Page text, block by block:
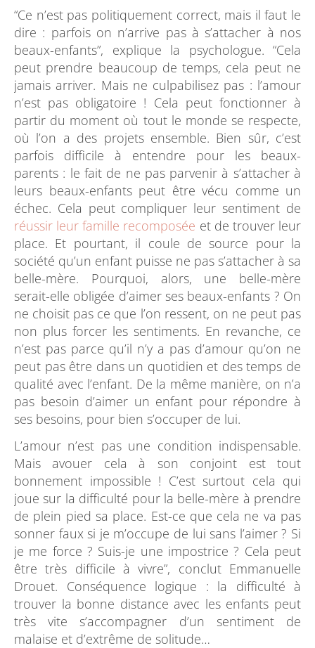
“Ce n’est pas politiquement correct, mais il faut le
dire : parfois on n’arrive pas à s’attacher à nos
beaux-enfants”, explique la psychologue. “Cela
peut prendre beaucoup de temps, cela peut ne
jamais arriver. Mais ne culpabilisez pas : l’amour
n’est pas obligatoire ! Cela peut fonctionner à
partir du moment où tout le monde se respecte,
où l’on a des projets ensemble. Bien sûr, c’est
parfois difficile à entendre pour les beaux-
parents : le fait de ne pas parvenir à s’attacher à
leurs beaux-enfants peut être vécu comme un
échec. Cela peut compliquer leur sentiment de
réussir leur famille recomposée et de trouver leur
place. Et pourtant, il coule de source pour la
société qu’un enfant puisse ne pas s’attacher à sa
belle-mère. Pourquoi, alors, une belle-mère
serait-elle obligée d’aimer ses beaux-enfants ? On
ne choisit pas ce que l’on ressent, on ne peut pas
non plus forcer les sentiments. En revanche, ce
n’est pas parce qu’il n’y a pas d’amour qu’on ne
peut pas être dans un quotidien et des temps de
qualité avec l’enfant. De la même manière, on n’a
pas besoin d’aimer un enfant pour répondre à
ses besoins, pour bien s’occuper de lui.
L’amour n’est pas une condition indispensable.
Mais avouer cela à son conjoint est tout
bonnement impossible ! C’est surtout cela qui
joue sur la difficulté pour la belle-mère à prendre
de plein pied sa place. Est-ce que cela ne va pas
sonner faux si je m’occupe de lui sans l’aimer ? Si
je me force ? Suis-je une impostrice ? Cela peut
être très difficile à vivre”, conclut Emmanuelle
Drouet. Conséquence logique : la difficulté à
trouver la bonne distance avec les enfants peut
très vite s’accompagner d’un sentiment de
malaise et d’extrême de solitude…